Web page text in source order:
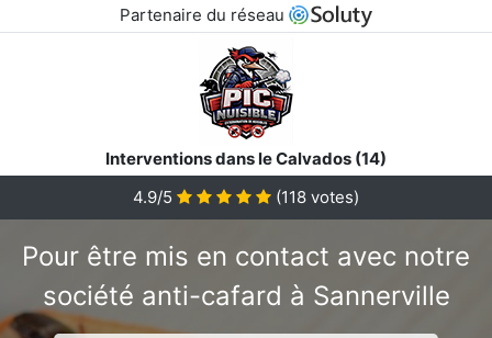
Partenaire du réseau
Interventions dans le Calvados (14)
4.9/5
(118 votes)
Pour être mis en contact avec notre
société anti-cafard à Sannerville